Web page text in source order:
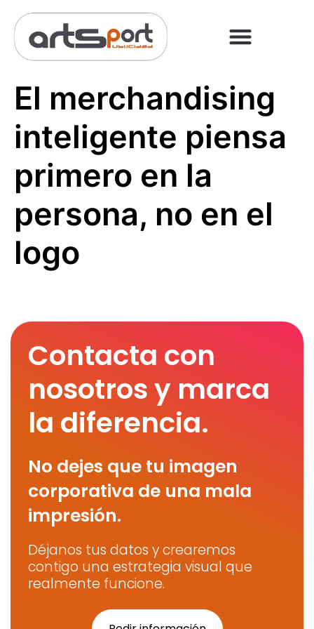
El merchandising
inteligente piensa
primero en la
persona, no en el
logo
Contacta con
nosotros y marca
la diferencia.
No dejes que tu imagen
corporativa de una mala
impresión.
Déjanos tus datos y crearemos
contigo una estrategia visual que
realmente funcione.